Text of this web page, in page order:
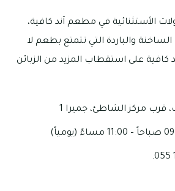
الأستثنائية في مطعم آند كافية،
والباردة التي تتمتع بطعم لا
كافية على استقطاب المزيد من الزبائن